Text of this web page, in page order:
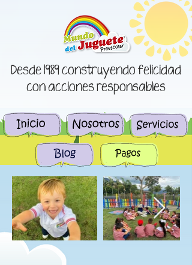
Desde 1989 construyendo felicidad
con acciones responsables
Blog